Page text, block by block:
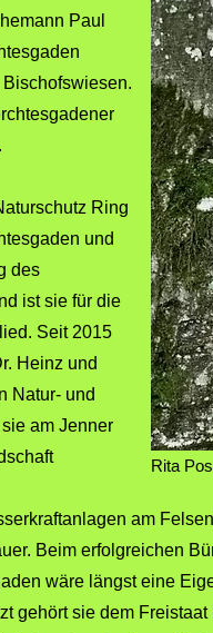
Paul
Ring
und
des
ist sie für die
Seit 2015
Heinz und
Natur- und
am Jenner
am
Beim erfolgreichen
wäre längst eine
gehört sie dem
Rita